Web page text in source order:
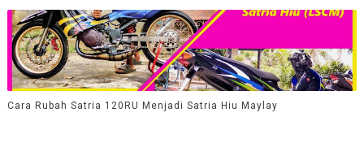
Cara Rubah Satria 120RU Menjadi Satria Hiu Maylay